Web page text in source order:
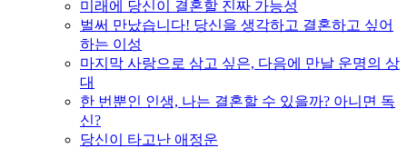
미래에 당신이 결혼할 진짜 가능성
벌써 만났습니다! 당신을 생각하고 결혼하고 싶어
하는 이성
마지막 사랑으로 삼고 싶은, 다음에 만날 운명의 상
대
한 번뿐인 인생, 나는 결혼할 수 있을까? 아니면 독
신?
당신이 타고난 애정운